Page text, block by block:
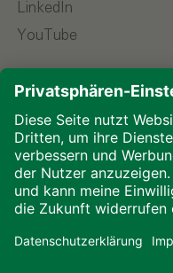
LinkedIn
YouTube
Sprache wählen
Impressum